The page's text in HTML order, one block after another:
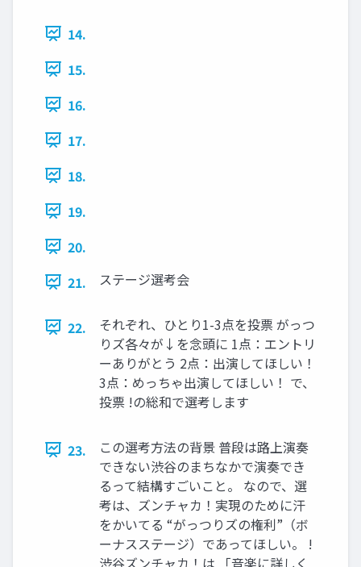
14.
15.
16.
17.
18.
19.
20.
21.
ステージ選考会
22.
それぞれ、ひとり1-3点を投票 がっつ
りズ各々が↓を念頭に 1点：エントリ
ーありがとう 2点：出演してほしい！
3点：めっちゃ出演してほしい！ で、
投票 !の総和で選考します
23.
この選考方法の背景 普段は路上演奏
できない渋谷のまちなかで演奏でき
るって結構すごいこと。 なので、選
考は、ズンチャカ！実現のために汗
をかいてる “がっつりズの権利”（ボ
ーナスステージ）であってほしい。 !
渋谷ズンチャカ！は 「音楽に詳しく